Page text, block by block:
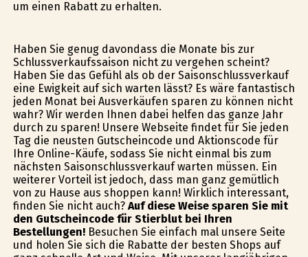
um einen Rabatt zu erhalten.
Haben Sie genug davondass die Monate bis zur
Schlussverkaufssaison nicht zu vergehen scheint?
Haben Sie das Gefühl als ob der Saisonschlussverkauf
eine Ewigkeit auf sich warten lässt? Es wäre fantastisch
jeden Monat bei Ausverkäufen sparen zu können nicht
wahr? Wir werden Ihnen dabei helfen das ganze Jahr
durch zu sparen! Unsere Webseite findet für Sie jeden
Tag die neusten Gutscheincode und Aktionscode für
Ihre Online-Käufe, sodass Sie nicht einmal bis zum
nächsten Saisonschlussverkauf warten müssen. Ein
weiterer Vorteil ist jedoch, dass man ganz gemütlich
von zu Hause aus shoppen kann! Wirklich interessant,
finden Sie nicht auch? Auf diese Weise sparen Sie mit
den Gutscheincode für Stierblut bei Ihren
Bestellungen!Besuchen Sie einfach mal unsere Seite
und holen Sie sich die Rabatte der besten Shops auf